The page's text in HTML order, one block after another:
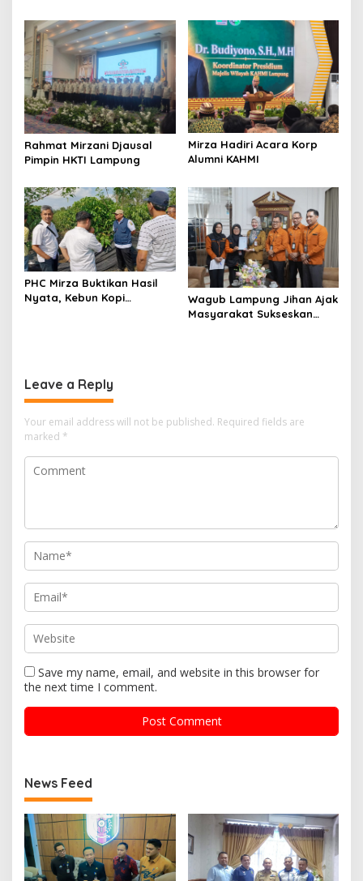
n
Rahmat Mirzani Djausal
Pimpin HKTI Lampung
Mirza Hadiri Acara Korp
Alumni KAHMI
PHC Mirza Buktikan Hasil
Nyata, Kebun Kopi
Wagub Lampung Jihan Ajak
Masyarakat Sukseskan
Leave a Reply
Your email address will not be published. Required fields are
marked *
Save my name, email, and website in this browser for
the next time I comment.
News Feed